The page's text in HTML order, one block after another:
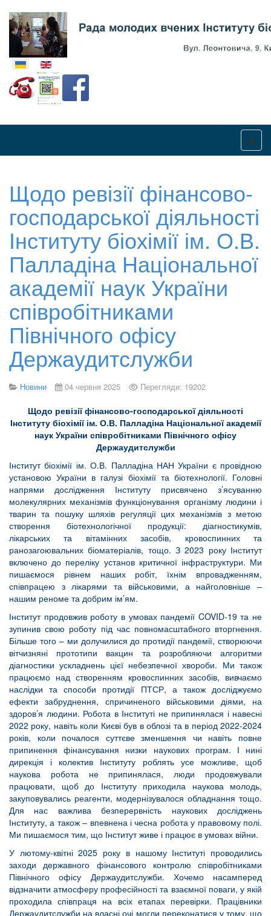
Оберіть свою мову
Щодо ревізії фінансово-
господарської діяльності
Інституту біохімії ім. О.В.
Палладіна Національної
академії наук України
співробітниками
Північного офісу
Держаудитслужби
Новини 04 червня 2025 Перегляди: 19202
Щодо ревізії фінансово-господарської діяльності
Інституту біохімії ім. О.В. Палладіна Національної академії
наук України співробітниками Північного офісу
Держаудитслужби
Інститут біохімії ім. О.В. Палладіна НАН України є провідною
установою України в галузі біохімії та біотехнології. Головні
напрями дослідження Інституту присвячено з’ясуванню
молекулярних механізмів функціонування організму людини і
тварин та пошуку шляхів регуляції цих механізмів з метою
створення біотехнологічної продукції: діагностикумів,
лікарських та вітамінних засобів, кровоспинних та
ранозагоювальних біоматеріалів, тощо. З 2023 року Інститут
включено до переліку установ критичної інфраструктури. Ми
пишаємося рівнем наших робіт, їхнім впровадженням,
співпрацею з лікарями та військовими, а найголовніше –
нашим реноме та добрим ім’ям.
Інститут продовжив роботу в умовах пандемії COVID-19 та не
зупинив свою роботу під час повномасштабного вторгнення.
Більше того – ми долучилися до протидії пандемії, створюючи
вітчизняні прототипи вакцин та розробляючи алгоритми
діагностики ускладнень цієї небезпечної хвороби. Ми також
працюємо над створенням кровоспинних засобів, вивчаємо
наслідки та способи протидії ПТСР, а також досліджуємо
ефекти забруднення, спричиненого військовими діями, на
здоров’я людини. Робота в Інституті не припинялася і навесні
2022 року, навіть коли Києві був в облозі та в період 2022-2024
років, коли почалося суттєве зменшення чи навіть повне
припинення фінансування низки наукових програм. І нині
дирекція і колектив Інституту роблять усе можливе, щоб
наукова робота не припинялася, люди продовжували
працювати, щоб до Інституту приходила наукова молодь,
закуповувались реагенти, модернізувалося обладнання тощо.
Для нас важлива безперервність наукових досліджень
Інституту, а також – впевнена і чесна робота у правовому полі.
Ми пишаємося тим, що Інститут живе і працює в умовах війни.
У лютому-квітні 2025 року в нашому Інституті проводились
заходи державного фінансового контролю співробітниками
Північного офісу Держаудитслужби. Хочемо насамперед
відзначити атмосферу професійності та взаємної поваги, у якій
проходила співпраця на всіх етапах перевірки. Працівники
Держаудитслужби на власні очі могли переконатися у тому, що